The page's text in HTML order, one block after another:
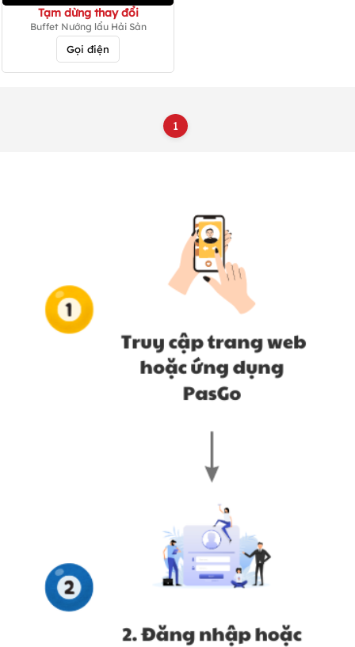
Tạm dừng thay đổi
Buffet Nướng lẩu Hải Sản
Gọi điện
1